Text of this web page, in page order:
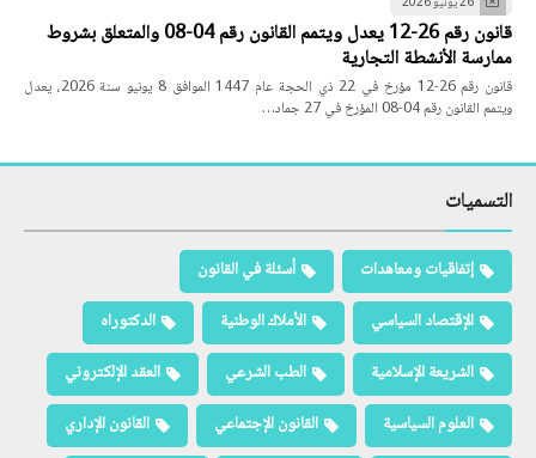
قانون رقم 26-12 يعدل ويتمم القانون رقم 04-08 والمتعلق بشروط
ممارسة الأنشطة التجارية
قانون رقم 26-12 مؤرخ في 22 ذي الحجة عام 1447 الموافق 8 يونيو سنة 2026، يعدل
ويتمم القانون رقم 04-08 المؤرخ في 27 جماد…
التسميات
إتفاقيات ومعاهدات
أسئلة في القانون
الإقتصاد السياسي
الأملاك الوطنية
الدكتوراه
الشريعة الإسلامية
الطب الشرعي
العقد الإلكتروني
العلوم السياسية
القانون الإجتماعي
القانون الإداري